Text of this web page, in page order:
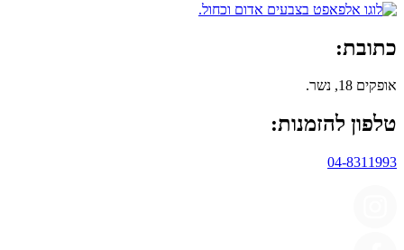
כתובת:
אופקים 18, נשר.
טלפון להזמנות:
04-8311993